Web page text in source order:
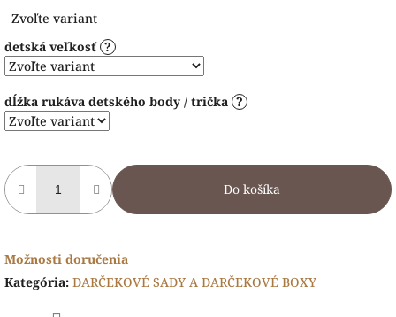
cena:
Zvoľte variant
detská veľkosť ?
dĺžka rukáva detského body / trička ?
Do košíka
Možnosti doručenia
Kategória: DARČEKOVÉ SADY A DARČEKOVÉ BOXY